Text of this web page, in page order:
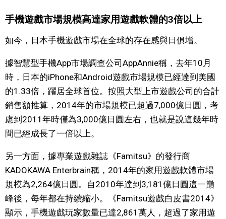
財經
科學技術
生活
運動
娛樂
教育
手機遊戲市場規模高達家用遊戲軟體的3倍以上
如今，日本手機遊戲市場在全球的存在感與日俱增。
據智慧型手機App市場調查公司AppAnnie稱，去年10月
時，日本的iPhone和Android遊戲市場規模已經達到美國
的1.33倍，躍居全球首位。按照大型上市遊戲公司的合計
銷售額推算，2014年的市場規模已超過7,000億日圓，考
慮到2011年時僅為3,000億日圓左右，也就是說這幾年時
間已經成長了一倍以上。
另一方面，據專業遊戲雜誌《Famitsu》的發行商
KADOKAWA Enterbrain稱，2014年的家用遊戲軟體市場
規模為2,264億日圓。自2010年達到3,181億日圓這一巔
峰後，每年都在持續縮小。《Famitsu遊戲白皮書2014》
顯示，手機遊戲玩家數量已達2,861萬人，超過了家用遊